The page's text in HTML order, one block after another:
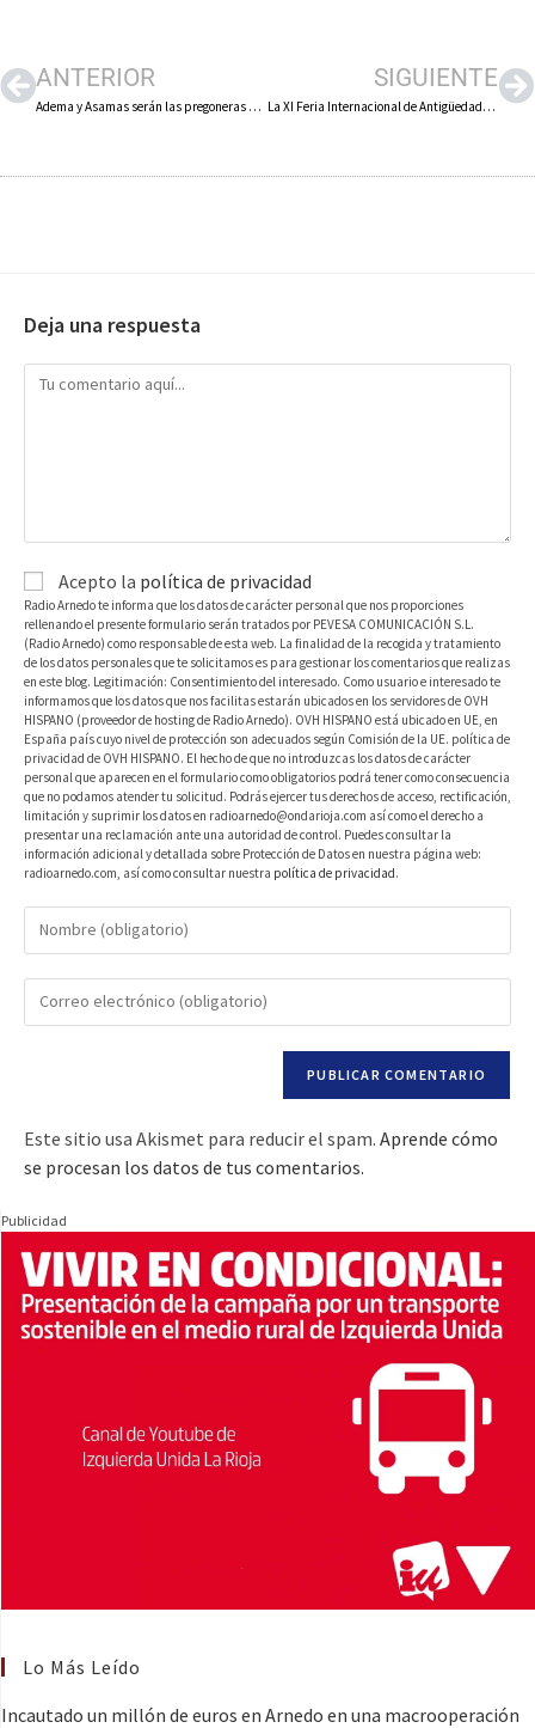
ANTERIOR
Adema y Asamas serán las pregoneras de las fiestas de San Roque y San Ezequiel de Alfaro
SIGUIENTE
La XI Feria Internacional de Antigüedades de Munilla reunirá los días 2 y 3 de julio a casi 40 anticuarios
Deja una respuesta
Acepto la política de privacidad
Radio Arnedo te informa que los datos de carácter personal que nos proporciones
rellenando el presente formulario serán tratados por PEVESA COMUNICACIÓN S.L.
(Radio Arnedo) como responsable de esta web. La finalidad de la recogida y tratamiento
de los datos personales que te solicitamos es para gestionar los comentarios que realizas
en este blog. Legitimación: Consentimiento del interesado. Como usuario e interesado te
informamos que los datos que nos facilitas estarán ubicados en los servidores de OVH
HISPANO (proveedor de hosting de Radio Arnedo). OVH HISPANO está ubicado en UE, en
España país cuyo nivel de protección son adecuados según Comisión de la UE. política de
privacidad de OVH HISPANO. El hecho de que no introduzcas los datos de carácter
personal que aparecen en el formulario como obligatorios podrá tener como consecuencia
que no podamos atender tu solicitud. Podrás ejercer tus derechos de acceso, rectificación,
limitación y suprimir los datos en radioarnedo@ondarioja.com así como el derecho a
presentar una reclamación ante una autoridad de control. Puedes consultar la
información adicional y detallada sobre Protección de Datos en nuestra página web:
radioarnedo.com, así como consultar nuestra política de privacidad.
Este sitio usa Akismet para reducir el spam. Aprende cómo
se procesan los datos de tus comentarios.
Publicidad
Lo Más Leído
Incautado un millón de euros en Arnedo en una macrooperación